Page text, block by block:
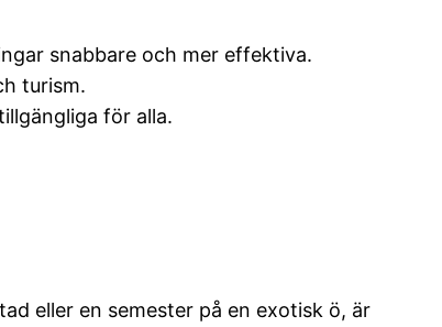
snabbare och mer effektiva.
turism.
för alla.
eller en semester på en exotisk ö, är